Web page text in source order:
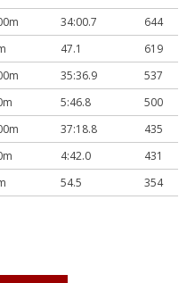
34:00.7
644
47.1
619
35:36.9
537
5:46.8
500
37:18.8
435
4:42.0
431
54.5 354